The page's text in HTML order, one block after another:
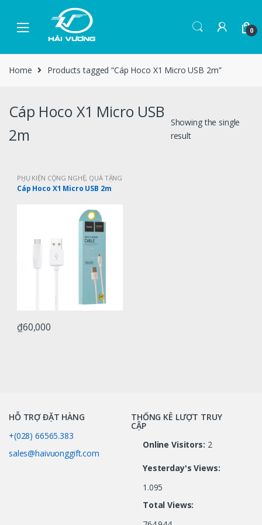
0
Home Products tagged “Cáp Hoco X1 Micro USB 2m”
Cáp Hoco X1 Micro USB
2m
Showing the single
result
PHỤ KIỆN CÔNG NGHỆ, QUÀ TẶNG
CÔNG NGHỆ
Cáp Hoco X1 Micro USB 2m
₫60,000
HỖ TRỢ ĐẶT HÀNG
+(028) 66565.383
sales@haivuonggift.com
THỐNG KÊ LƯỢT TRUY
CẬP
Online Visitors: 2
Yesterday's Views:
1.095
Total Views: